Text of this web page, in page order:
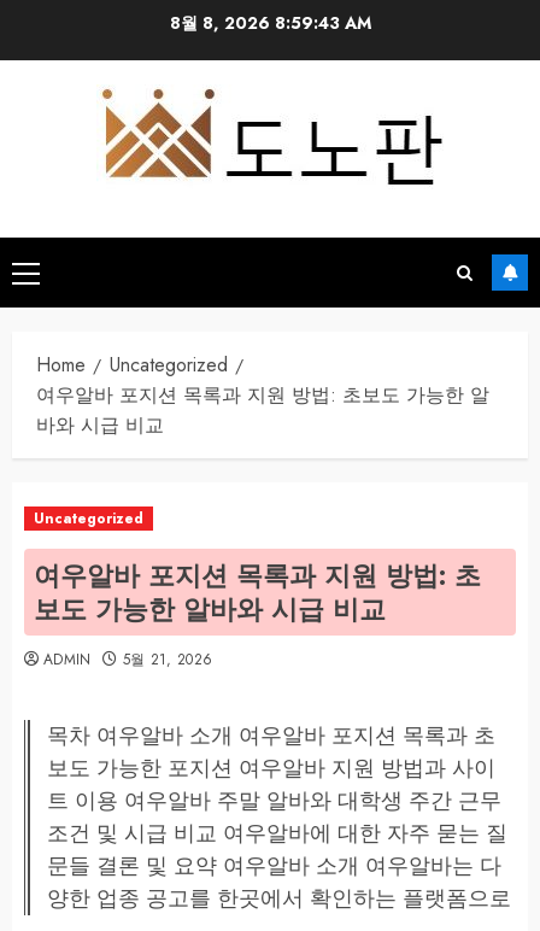
8월 8, 2026 8:59:44 AM
Primary
Menu
Home
Uncategorized
여우알바 포지션 목록과 지원 방법: 초보도 가능한 알
바와 시급 비교
Uncategorized
여우알바 포지션 목록과 지원 방법: 초
보도 가능한 알바와 시급 비교
ADMIN 5월 21, 2026
목차 여우알바 소개 여우알바 포지션 목록과 초
보도 가능한 포지션 여우알바 지원 방법과 사이
트 이용 여우알바 주말 알바와 대학생 주간 근무
조건 및 시급 비교 여우알바에 대한 자주 묻는 질
문들 결론 및 요약 여우알바 소개 여우알바는 다
양한 업종 공고를 한곳에서 확인하는 플랫폼으로